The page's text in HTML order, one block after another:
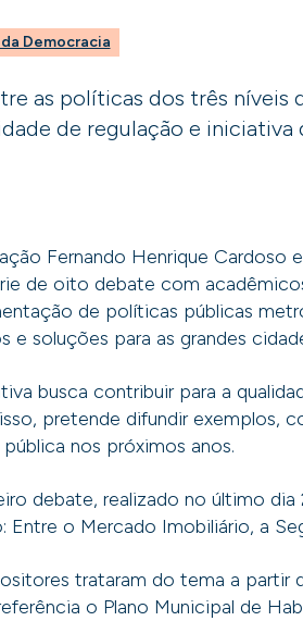
Democracia
as políticas dos três níveis
de regulação e iniciativa
Fernando Henrique Cardoso
de oito debate com
de políticas públicas
e soluções para as grandes
busca contribuir para a
pretende difundir exemplos,
nos próximos anos.
debate, realizado no último
Entre o Mercado Imobiliário, a
trataram do tema a partir
o Plano Municipal de